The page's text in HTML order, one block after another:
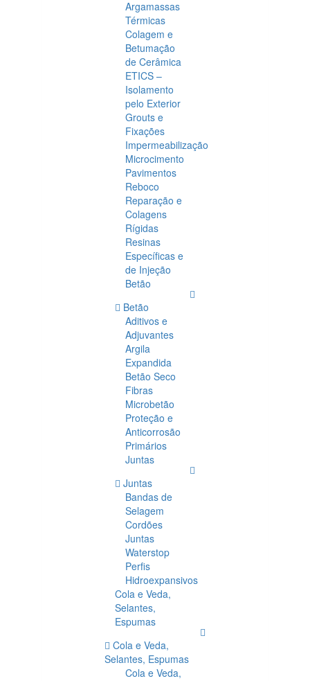
Argamassas
Térmicas
Colagem e
Betumação
de Cerâmica
ETICS –
Isolamento
pelo Exterior
Grouts e
Fixações
Impermeabilização
Microcimento
Pavimentos
Reboco
Reparação e
Colagens
Rígidas
Resinas
Específicas e
de Injeção
Betão
Betão
Aditivos e
Adjuvantes
Argila
Expandida
Betão Seco
Fibras
Microbetão
Proteção e
Anticorrosão
Primários
Juntas
Juntas
Bandas de
Selagem
Cordões
Juntas
Waterstop
Perfis
Hidroexpansivos
Cola e Veda,
Selantes,
Espumas
Cola e Veda,
Selantes, Espumas
Cola e Veda,